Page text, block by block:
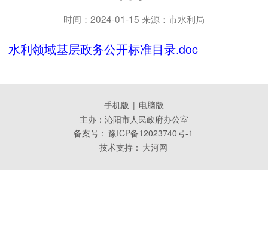
时间：2024-01-15 来源：市水利局
水利领域基层政务公开标准目录.doc
手机版 | 电脑版
主办：沁阳市人民政府办公室
备案号： 豫ICP备12023740号-1
技术支持： 大河网